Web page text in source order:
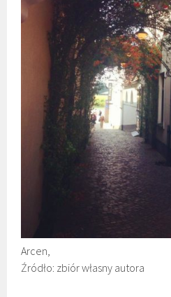
Arcen,
Źródło: zbiór własny autora